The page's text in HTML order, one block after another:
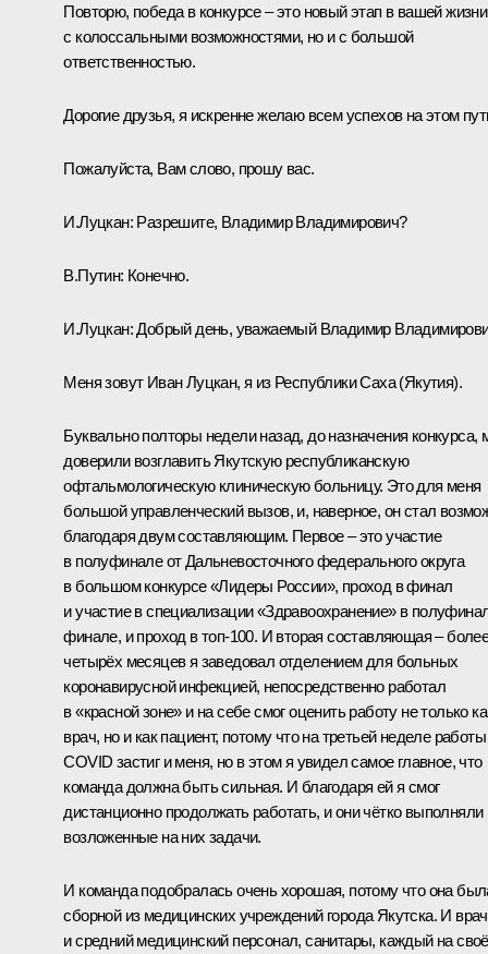
Повторю, победа в конкурсе – это новый этап в вашей жизни
с колоссальными возможностями, но и с большой
ответственностью.
Дорогие друзья, я искренне желаю всем успехов на этом
Пожалуйста, Вам слово, прошу вас.
И.Луцкан: Разрешите, Владимир Владимирович?
В.Путин: Конечно.
И.Луцкан: Добрый день, уважаемый Владимир
Меня зовут Иван Луцкан, я из Республики Саха (Якутия).
Буквально полторы недели назад, до назначения конкурса,
доверили возглавить Якутскую республиканскую
офтальмологическую клиническую больницу. Это для меня
большой управленческий вызов, и, наверное, он стал
благодаря двум составляющим. Первое – это участие
в полуфинале от Дальневосточного федерального округа
в большом конкурсе «Лидеры России», проход в финал
и участие в специализации «Здравоохранение» в
финале, и проход в топ‑100. И вторая составляющая –
четырёх месяцев я заведовал отделением для больных
коронавирусной инфекцией, непосредственно работал
в «красной зоне» и на себе смог оценить работу не только
врач, но и как пациент, потому что на третьей неделе работы
COVID застиг и меня, но в этом я увидел самое главное, что
команда должна быть сильная. И благодаря ей я смог
дистанционно продолжать работать, и они чётко выполняли
возложенные на них задачи.
И команда подобралась очень хорошая, потому что она
сборной из медицинских учреждений города Якутска. И
и средний медицинский персонал, санитары, каждый на